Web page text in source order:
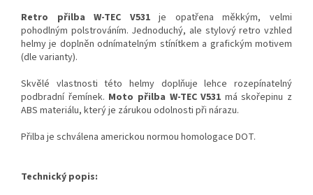
Retro přilba W-TEC V531je opatřena měkkým, velmi
pohodlným polstrováním. Jednoduchý, ale stylový retro vzhled
helmy je doplněn odnímatelným stínítkem a grafickým motivem
(dle varianty).
Skvělé vlastnosti této helmy doplňuje lehce rozepínatelný
podbradní řemínek. Moto přilba W-TEC V531 má skořepinu z
ABS materiálu, který je zárukou odolnosti při nárazu.
Přilba je schválena americkou normou homologace DOT.
Technický popis: